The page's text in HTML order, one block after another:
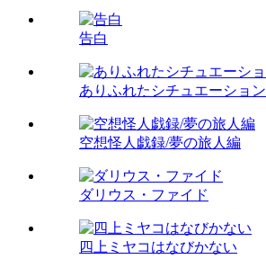
告白
ありふれたシチュエーション
空想怪人戯録/夢の旅人編
ダリウス・ファイド
四上ミヤコはなびかない